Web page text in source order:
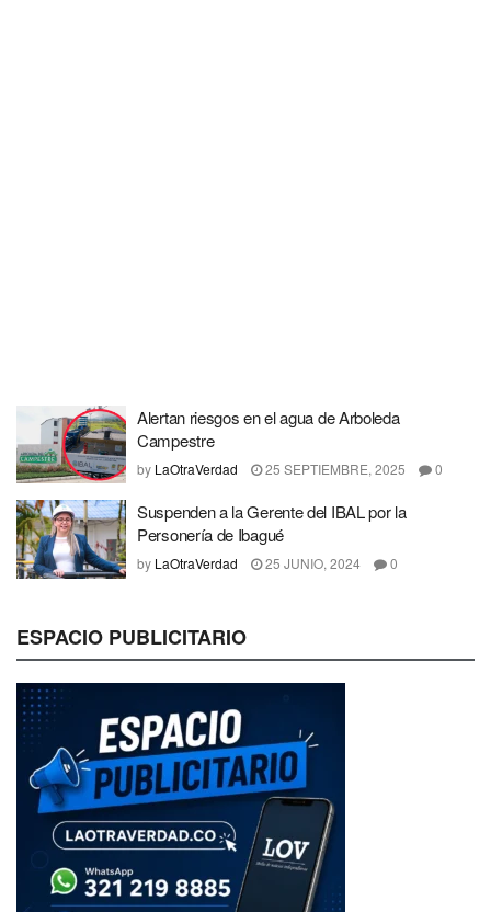
Alertan riesgos en el agua de Arboleda
Campestre
by LaOtraVerdad 25 SEPTIEMBRE, 2025 0
Suspenden a la Gerente del IBAL por la
Personería de Ibagué
by LaOtraVerdad 25 JUNIO, 2024 0
ESPACIO PUBLICITARIO